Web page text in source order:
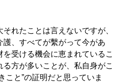
れたことは言えないですが、
護、すべてが繫がって今があ
を受ける機会に恵まれているこ
る方が多いことが、私自身がこ
こと”の証明だと思っていま